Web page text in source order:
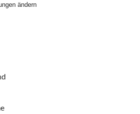
ändern